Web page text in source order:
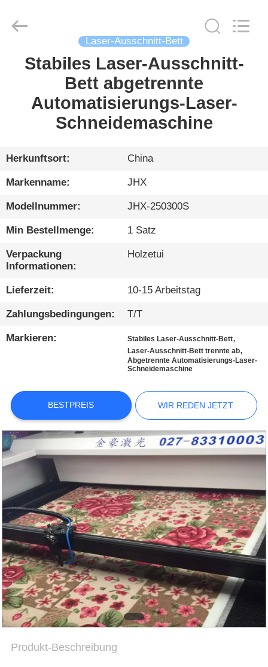
HEIM
PRODUKTE
UNS
QUALITÄTSKONTROLLE
KONTAKTIEREN
SIE
UNS
WIR
REDEN
JETZT.
COMPANY
NEWS
SITEMAP
PRIVACY
POLICY
Co.,Ltd.
Laser-Ausschnitt-Bett
Stabiles Laser-Ausschnitt-
Bett abgetrennte
Automatisierungs-Laser-
Schneidemaschine
Herkunftsort: China
Markenname: JHX
Modellnummer: JHX-250300S
Min Bestellmenge: 1 Satz
Verpackung
Informationen:
Holzetui
Lieferzeit: 10-15 Arbeitstag
Zahlungsbedingungen: T/T
Markieren: Stabiles Laser-Ausschnitt-Bett,
Laser-Ausschnitt-Bett trennte ab,
Abgetrennte Automatisierungs-Laser-
Schneidemaschine
BESTPREIS WIR REDEN JETZT.
Produkt-Beschreibung